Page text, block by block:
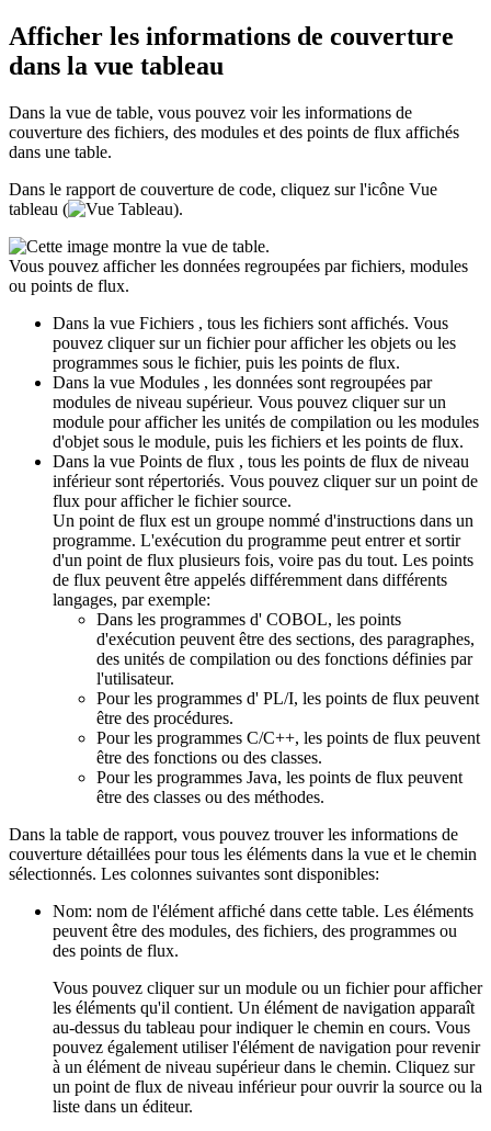
Afficher les informations de couverture
dans la vue tableau
Dans la vue de table, vous pouvez voir les informations de
couverture des fichiers, des modules et des points de flux affichés
dans une table.
Dans le rapport de couverture de code, cliquez sur l'icône Vue
tableau ( ).
Vous pouvez afficher les données regroupées par fichiers, modules
ou points de flux.
Dans la vue Fichiers , tous les fichiers sont affichés. Vous
pouvez cliquer sur un fichier pour afficher les objets ou les
programmes sous le fichier, puis les points de flux.
Dans la vue Modules , les données sont regroupées par
modules de niveau supérieur. Vous pouvez cliquer sur un
module pour afficher les unités de compilation ou les modules
d'objet sous le module, puis les fichiers et les points de flux.
Dans la vue Points de flux , tous les points de flux de niveau
inférieur sont répertoriés. Vous pouvez cliquer sur un point de
flux pour afficher le fichier source.
Un point de flux est un groupe nommé d'instructions dans un
programme. L'exécution du programme peut entrer et sortir
d'un point de flux plusieurs fois, voire pas du tout. Les points
de flux peuvent être appelés différemment dans différents
langages, par exemple:
Dans les programmes d' COBOL, les points
d'exécution peuvent être des sections, des paragraphes,
des unités de compilation ou des fonctions définies par
l'utilisateur.
Pour les programmes d' PL/I, les points de flux peuvent
être des procédures.
Pour les programmes C/C++, les points de flux peuvent
être des fonctions ou des classes.
Pour les programmes Java, les points de flux peuvent
être des classes ou des méthodes.
Dans la table de rapport, vous pouvez trouver les informations de
couverture détaillées pour tous les éléments dans la vue et le chemin
sélectionnés. Les colonnes suivantes sont disponibles:
Nom: nom de l'élément affiché dans cette table. Les éléments
peuvent être des modules, des fichiers, des programmes ou
des points de flux.
Vous pouvez cliquer sur un module ou un fichier pour afficher
les éléments qu'il contient. Un élément de navigation apparaît
au-dessus du tableau pour indiquer le chemin en cours. Vous
pouvez également utiliser l'élément de navigation pour revenir
à un élément de niveau supérieur dans le chemin. Cliquez sur
un point de flux de niveau inférieur pour ouvrir la source ou la
liste dans un éditeur.